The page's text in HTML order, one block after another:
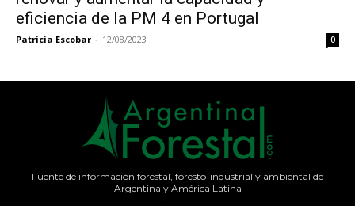
eficiencia de la PM 4 en Portugal
Patricia Escobar - 12/08/2023 0
Fuente de información forestal, foresto-industrial y ambiental de
Argentina y América Latina